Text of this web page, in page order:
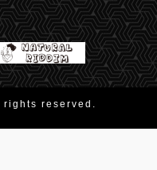
rights reserved.